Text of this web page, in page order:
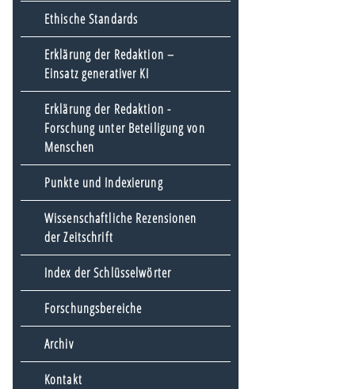
Ethische Standards
Erklärung der Redaktion –
Einsatz generativer KI
Erklärung der Redaktion -
Forschung unter Beteiligung von
Menschen
Punkte und Indexierung
Wissenschaftliche Rezensionen
der Zeitschrift
Index der Schlüsselwörter
Forschungsbereiche
Archiv
Kontakt